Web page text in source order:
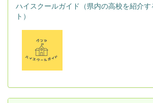
ハイスクールガイド（県内の高校を紹介す
ト）